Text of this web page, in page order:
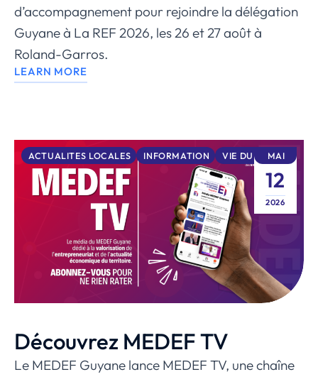
d’accompagnement pour rejoindre la délégation
Guyane à La REF 2026, les 26 et 27 août à
Roland-Garros.
LEARN MORE
MAI
12
2026
ACTUALITES LOCALES INFORMATION VIE DU MEDEF
Découvrez MEDEF TV
Le MEDEF Guyane lance MEDEF TV, une chaîne